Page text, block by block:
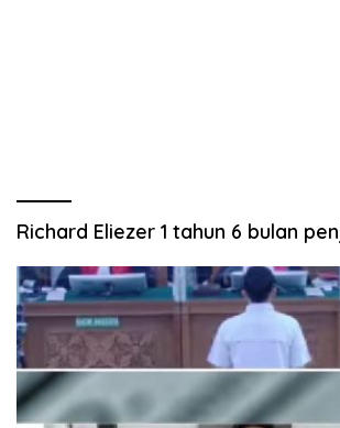
Richard Eliezer 1 tahun 6 bulan